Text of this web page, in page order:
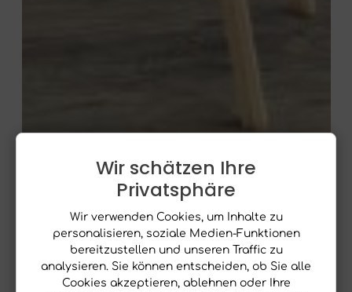
Wir schätzen Ihre
Privatsphäre
Wir verwenden Cookies, um Inhalte zu
personalisieren, soziale Medien-Funktionen
bereitzustellen und unseren Traffic zu
analysieren. Sie können entscheiden, ob Sie alle
Cookies akzeptieren, ablehnen oder Ihre